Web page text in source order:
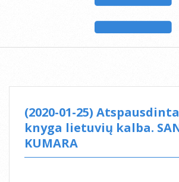
(2020-01-25)
knyga lietuvių kalba.
KUMARA